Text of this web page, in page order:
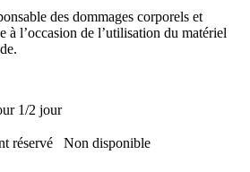
des dommages corporels et
à l’occasion de l’utilisation du matériel
1/2 jour
réservé
Non disponible